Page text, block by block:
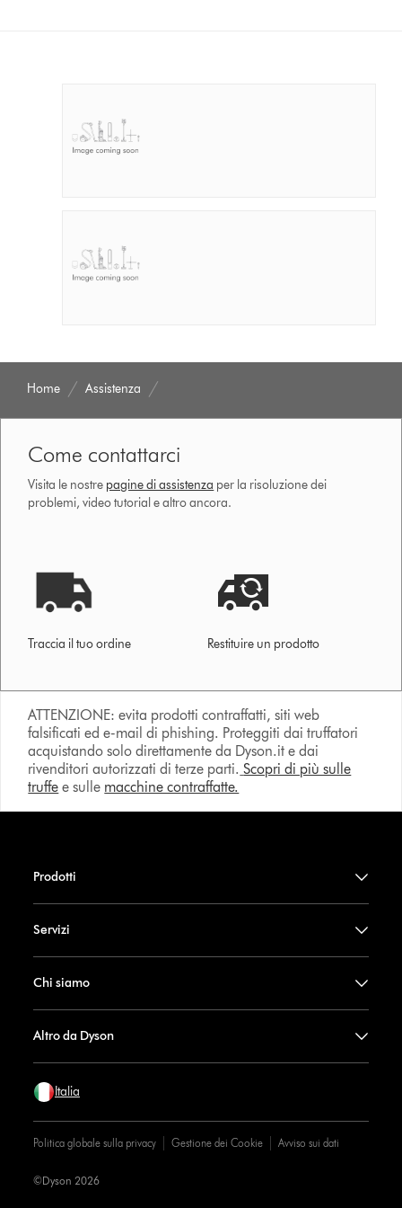
Home Assistenza
Come contattarci
Visita le nostre pagine di assistenza per la risoluzione dei
problemi, video tutorial e altro ancora.
Traccia il tuo ordine Restituire un prodotto
ATTENZIONE: evita prodotti contraffatti, siti web
falsificati ed e-mail di phishing. Proteggiti dai truffatori
acquistando solo direttamente da Dyson.it e dai
rivenditori autorizzati di terze parti. Scopri di più sulle
truffe e sulle macchine contraffatte.
Prodotti
Servizi
Chi siamo
Altro da Dyson
Italia
Politica globale sulla privacy Gestione dei Cookie Avviso sui dati
©Dyson 2026